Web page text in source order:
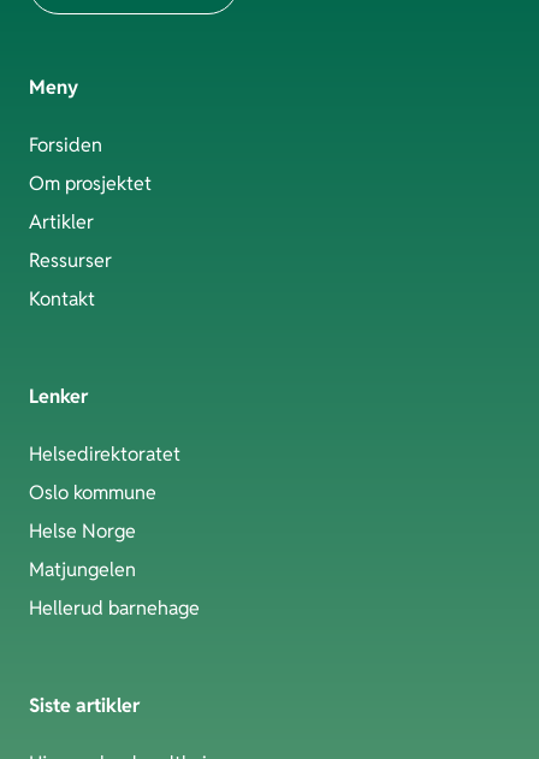
Meny
Forsiden
Om prosjektet
Artikler
Ressurser
Kontakt
Lenker
Helsedirektoratet
Oslo kommune
Helse Norge
Matjungelen
Hellerud barnehage
Siste artikler